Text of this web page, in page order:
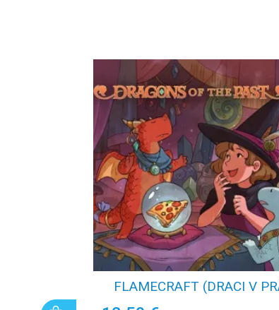
FLAMECRAFT (DRACI V